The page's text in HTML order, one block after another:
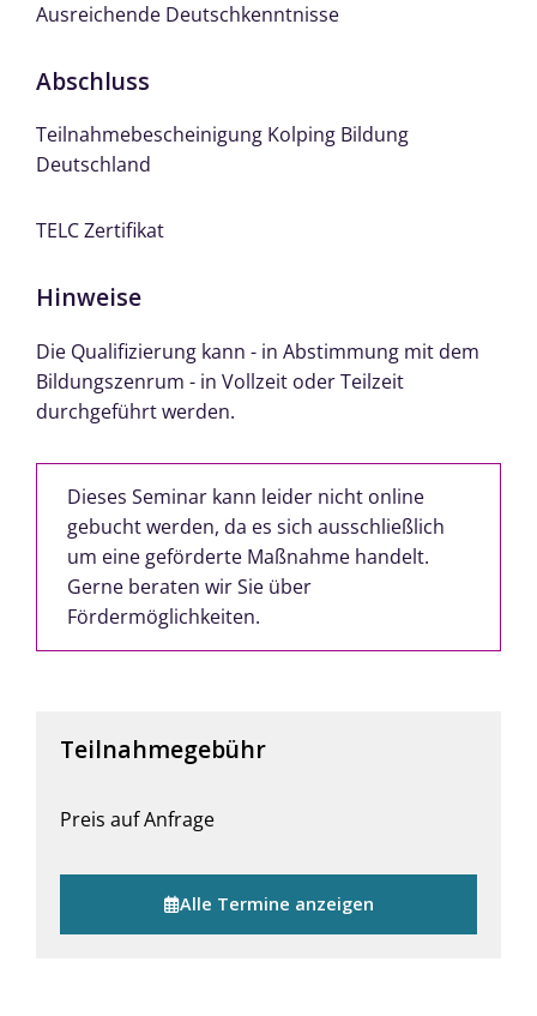
Ausreichende Deutschkenntnisse
Abschluss
Teilnahmebescheinigung Kolping Bildung
Deutschland
TELC Zertifikat
Hinweise
Die Qualifizierung kann - in Abstimmung mit dem
Bildungszenrum - in Vollzeit oder Teilzeit
durchgeführt werden.
Dieses Seminar kann leider nicht online
gebucht werden, da es sich ausschließlich
um eine geförderte Maßnahme handelt.
Gerne beraten wir Sie über
Fördermöglichkeiten.
Teilnahmegebühr
Preis auf Anfrage
Alle Termine anzeigen